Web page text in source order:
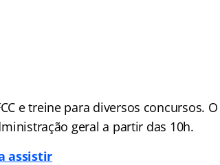
e treine para diversos concursos. O
geral a partir das 10h.
assistir